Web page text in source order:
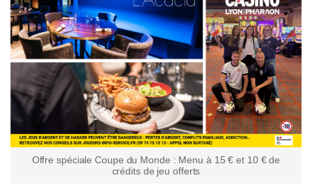
Offre spéciale Coupe du Monde : Menu à 15 € et 10 € de
crédits de jeu offerts